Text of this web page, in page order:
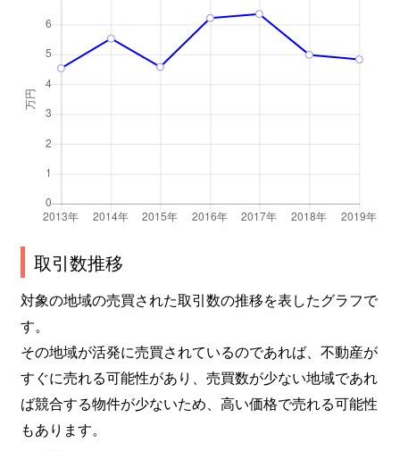
大字長倉 25,000万円 中軽井沢
大字長倉
25,000万円
徒歩45分
大字長倉
大字長倉
大字長倉
大字長倉
大字長倉
10,000万円 中軽井沢
徒歩24分
大字発地
100万円 軽井沢
徒歩1時間
取引数推移
対象の地域の売買された取引数の推移を表したグラフで
す。
その地域が活発に売買されているのであれば、不動産が
すぐに売れる可能性があり、売買数が少ない地域であれ
ば競合する物件が少ないため、高い価格で売れる可能性
もあります。